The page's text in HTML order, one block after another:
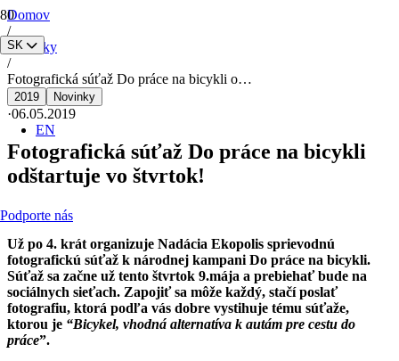
SK
EN
Podporte nás
Domov
/
Novinky
/
Fotografická súťaž Do práce na bicykli o…
2019 Novinky
·06.05.2019
Fotografická súťaž Do práce na bicykli
odštartuje vo štvrtok!
Už po 4. krát organizuje Nadácia Ekopolis sprievodnú
fotografickú súťaž k národnej kampani Do práce na bicykli.
Súťaž sa začne už tento štvrtok 9.mája a prebiehať bude na
sociálnych sieťach. Zapojiť sa môže každý, stačí poslať
fotografiu, ktorá podľa vás dobre vystihuje tému súťaže,
ktorou je “Bicykel, vhodná alternatíva k autám pre cestu do
práce”.